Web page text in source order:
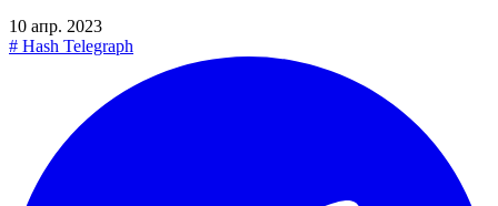
10 апр. 2023
# Hash Telegraph